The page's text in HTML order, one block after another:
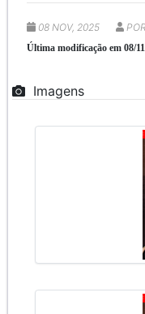
08 NOV, 2025
Última modificação em 08/
Imagens